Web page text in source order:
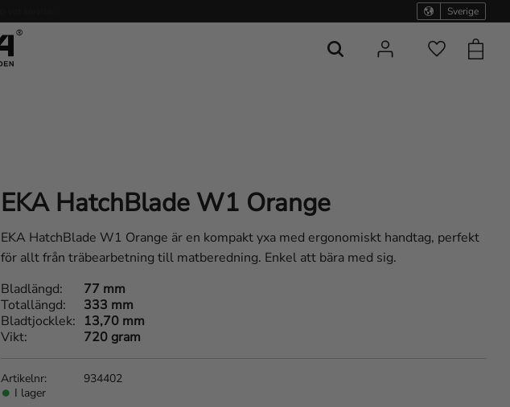
Sverige
Favoriter
EKA HatchBlade W1 Orange
EKA HatchBlade W1 Orange är en kompakt yxa med ergonomiskt handtag, perfekt
för allt från träbearbetning till matberedning. Enkel att bära med sig.
I lager
Artikelnr 934402
Bladlängd
77 mm
Totallängd
333 mm
Bladtjocklek
13,70 mm
Vikt
720 gram